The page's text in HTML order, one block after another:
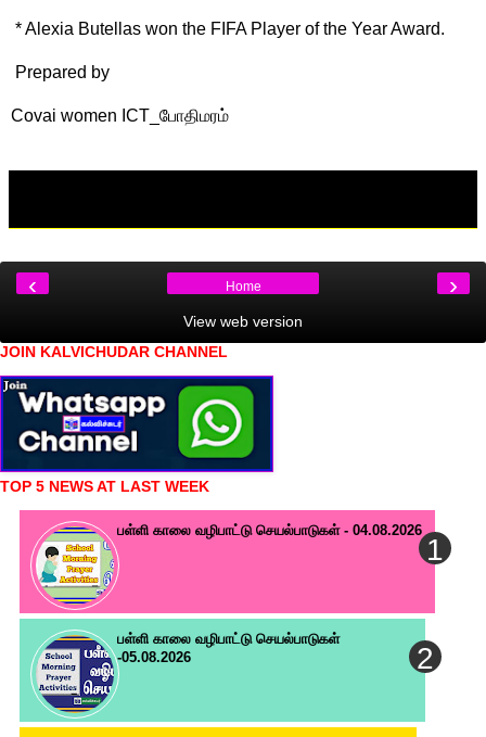
* Alexia Butellas won the FIFA Player of the Year Award.
Prepared by
Covai women ICT_போதிமரம்
‹ ›
Home
View web version
JOIN KALVICHUDAR CHANNEL
TOP 5 NEWS AT LAST WEEK
பள்ளி காலை வழிபாட்டு செயல்பாடுகள் - 04.08.2026
பள்ளி காலை வழிபாட்டு செயல்பாடுகள்
-05.08.2026